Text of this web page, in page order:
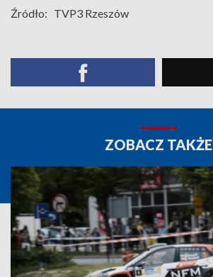
Źródło: TVP3 Rzeszów
ZOBACZ TAKŻE